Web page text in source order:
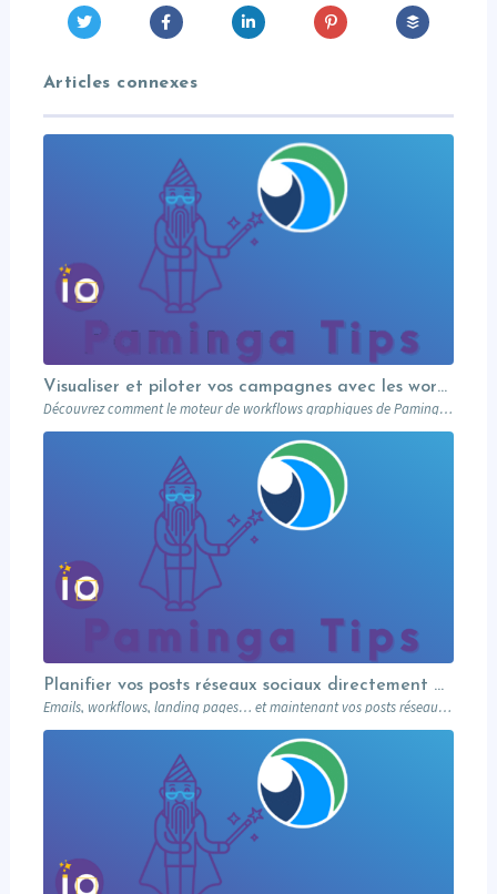
Articles connexes
Visualiser et piloter vos campagnes avec les workflows graphiques Paminga.
Découvrez comment le moteur de workflows graphiques de Paminga vous permet de visualiser toute la logique de vos campagnes en un seul coup d’œil — branches conditionnelles, AB tests, waits et intégration Salesforce.
Planifier vos posts réseaux sociaux directement depuis votre MA
Emails, workflows, landing pages… et maintenant vos posts réseaux sociaux. Paminga centralise votre marketing dans un seul outil. Paminga Tip #08.